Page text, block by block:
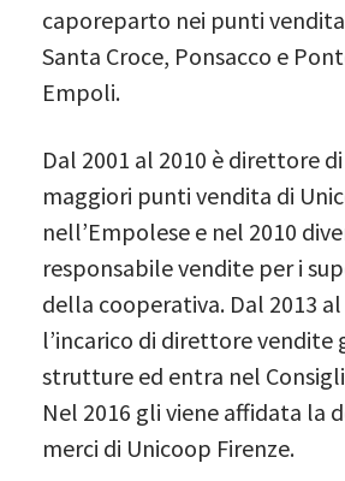
caporeparto nei punti
Santa Croce, Ponsacco e
Empoli.
Dal 2001 al 2010 è direttore
maggiori punti vendita di
nell’Empolese e nel 2010
responsabile vendite per i
della cooperativa. Dal 2013 al
l’incarico di direttore vendite
strutture ed entra nel
Nel 2016 gli viene affidata la
merci di Unicoop Firenze.